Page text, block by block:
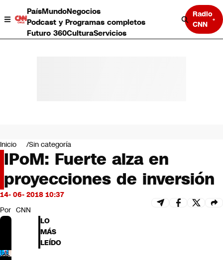
PaísMundoNegocios
Podcast y Programas completos
Futuro 360CulturaServicios
Radio
CNN
Negocios
Deportes
Programas completos
Cultura
Servicios
Bits
CNN Data
CNN tiempo
Futuro 360
Inicio Sin categoría
IPoM: Fuerte alza en
proyecciones de inversión
14- 06- 2018 10:37
Por CNN
LO
MÁS
LEÍDO